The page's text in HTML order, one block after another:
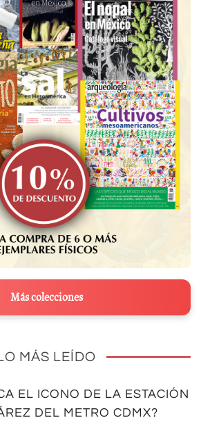
Más colecciones
MÁS LEÍDO
EL ICONO DE LA ESTACIÓN
DEL METRO CDMX?